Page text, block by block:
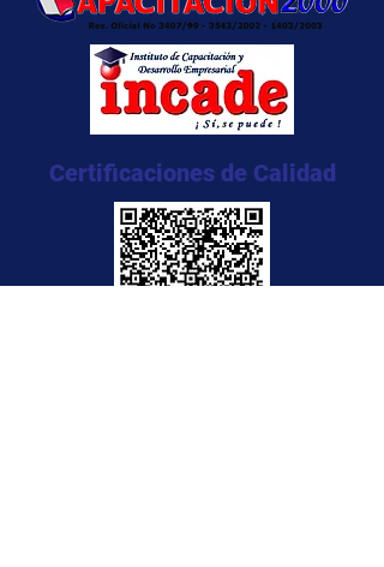
Certificaciones de Calidad